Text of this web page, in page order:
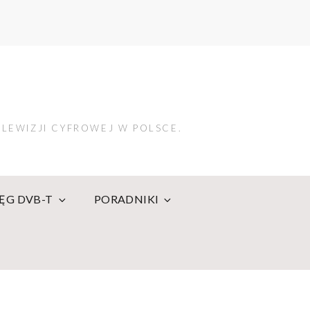
CYFROWEJ W POLSCE.
DVB-T PORADNIKI